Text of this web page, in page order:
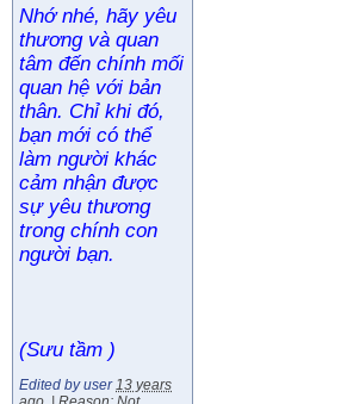
Nhớ nhé, hãy yêu
thương và quan
tâm đến chính mối
quan hệ với bản
thân. Chỉ khi đó,
bạn mới có thể
làm người khác
cảm nhận được
sự yêu thương
trong chính con
người bạn.
(Sưu tầm )
Edited by user 13 years